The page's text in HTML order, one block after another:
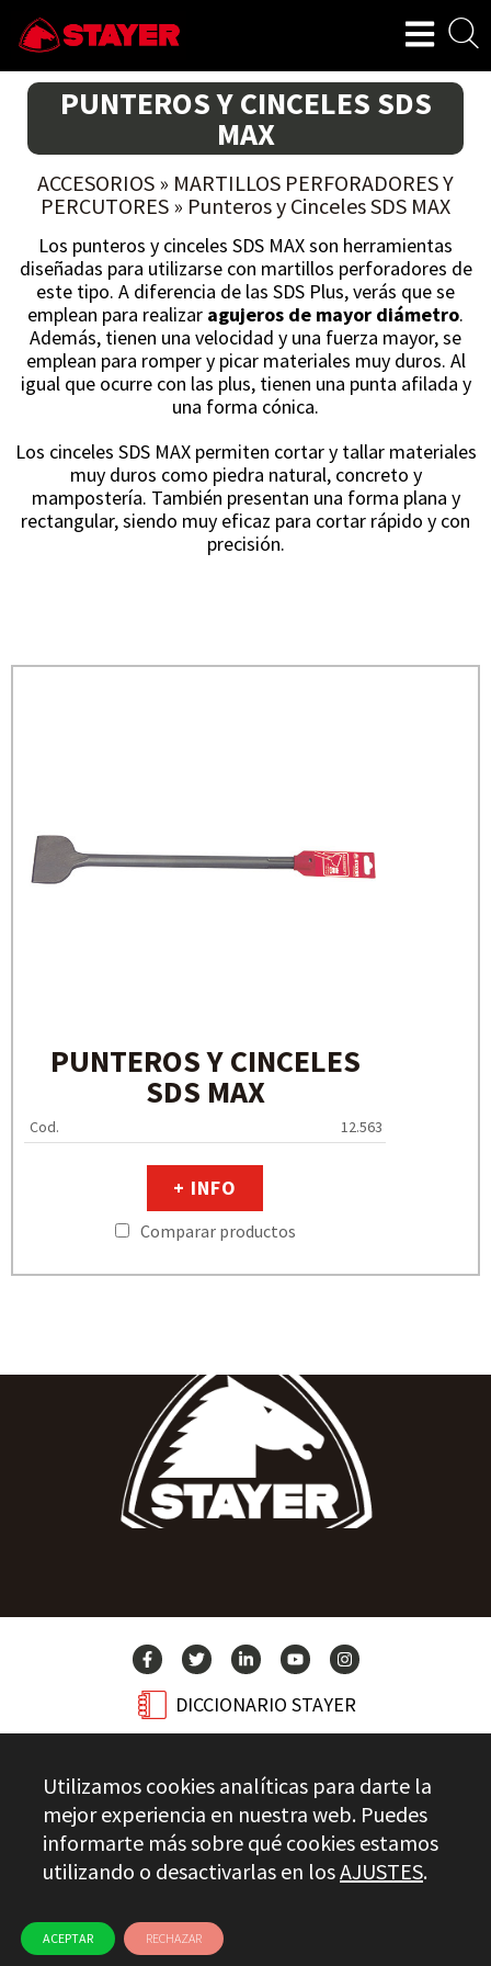
PUNTEROS Y CINCELES SDS
MAX
ACCESORIOS » MARTILLOS PERFORADORES Y
PERCUTORES » Punteros y Cinceles SDS MAX
Los punteros y cinceles SDS MAX son herramientas
diseñadas para utilizarse con martillos perforadores de
este tipo. A diferencia de las SDS Plus, verás que se
emplean para realizar agujeros de mayor diámetro.
Además, tienen una velocidad y una fuerza mayor, se
emplean para romper y picar materiales muy duros. Al
igual que ocurre con las plus, tienen una punta afilada y
una forma cónica.
Los cinceles SDS MAX permiten cortar y tallar materiales
muy duros como piedra natural, concreto y
mampostería. También presentan una forma plana y
rectangular, siendo muy eficaz para cortar rápido y con
precisión.
PUNTEROS Y CINCELES
SDS MAX
Cod. 12.563
+ INFO
Comparar productos
DICCIONARIO STAYER
CONTACTO
Stayer.es © 2026
PRIVACIDAD
CANAL ÉTICO
Utilizamos cookies analíticas para darte la
mejor experiencia en nuestra web. Puedes
informarte más sobre qué cookies estamos
utilizando o desactivarlas en losAJUSTES.
ACEPTAR RECHAZAR